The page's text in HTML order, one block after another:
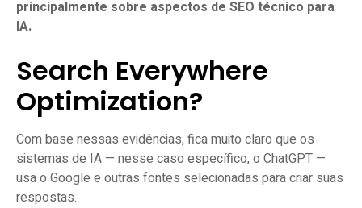
principalmente sobre aspectos de SEO técnico para
IA.
Search Everywhere
Optimization?
Com base nessas evidências, fica muito claro que os
sistemas de IA — nesse caso específico, o ChatGPT —
usa o Google e outras fontes selecionadas para criar suas
respostas.